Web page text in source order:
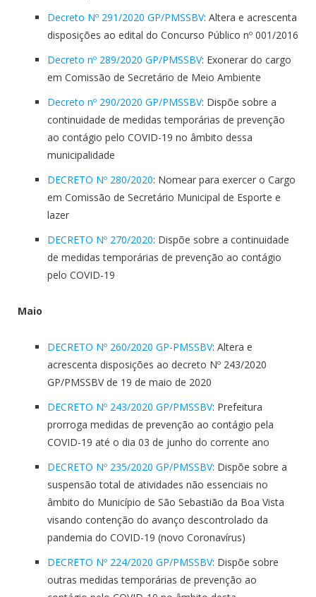
Decreto Nº 291/2020 GP/PMSSBV: Altera e acrescenta
disposições ao edital do Concurso Público nº 001/2016
Decreto nº 289/2020 GP/PMSSBV: Exonerar do cargo
em Comissão de Secretário de Meio Ambiente
Decreto nº 290/2020 GP/PMSSBV: Dispõe sobre a
continuidade de medidas temporárias de prevenção
ao contágio pelo COVID-19 no âmbito dessa
municipalidade
DECRETO Nº 280/2020: Nomear para exercer o Cargo
em Comissão de Secretário Municipal de Esporte e
lazer
DECRETO Nº 270/2020: Dispõe sobre a continuidade
de medidas temporárias de prevenção ao contágio
pelo COVID-19
Maio
DECRETO Nº 260/2020 GP-PMSSBV: Altera e
acrescenta disposições ao decreto Nº 243/2020
GP/PMSSBV de 19 de maio de 2020
DECRETO Nº 243/2020 GP/PMSSBV: Prefeitura
prorroga medidas de prevenção ao contágio pela
COVID-19 até o dia 03 de junho do corrente ano
DECRETO Nº 235/2020 GP/PMSSBV: Dispõe sobre a
suspensão total de atividades não essenciais no
âmbito do Município de São Sebastião da Boa Vista
visando contenção do avanço descontrolado da
pandemia do COVID-19 (novo Coronavírus)
DECRETO Nº 224/2020 GP/PMSSBV: Dispõe sobre
outras medidas temporárias de prevenção ao